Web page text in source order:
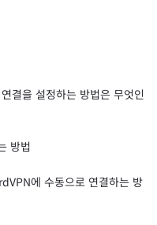
결을 설정하는 방법은 무엇인
방법
에 수동으로 연결하는 방